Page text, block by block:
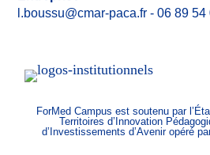
l.boussu@cmar-paca.fr - 06 89 54
ForMed Campus est soutenu par
Territoires d’Innovation
d’Investissements d’Avenir opéré